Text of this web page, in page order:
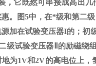
它既然可串接成高出
。图5中，在*级和第二
加在试验变压器I的；初
级试验变压器Ⅱ的励磁绕
为1V和2V的高电位上